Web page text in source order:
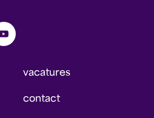
vacatures
contact